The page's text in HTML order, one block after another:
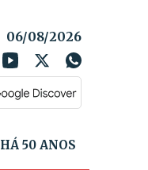
06/08/2026
HÁ 50 ANOS